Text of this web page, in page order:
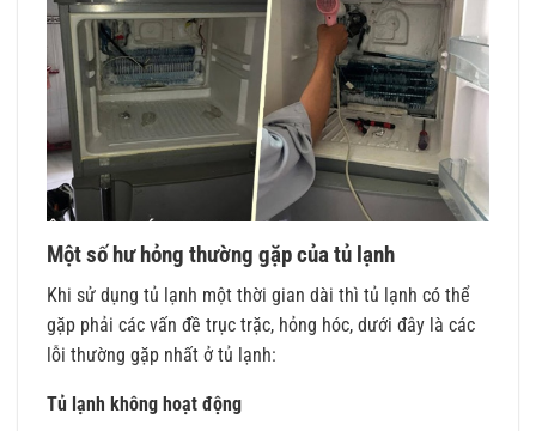
Một số hư hỏng thường gặp của tủ lạnh
Khi sử dụng tủ lạnh một thời gian dài thì tủ lạnh có thể
gặp phải các vấn đề trục trặc, hỏng hóc, dưới đây là các
lỗi thường gặp nhất ở tủ lạnh:
Tủ lạnh không hoạt động